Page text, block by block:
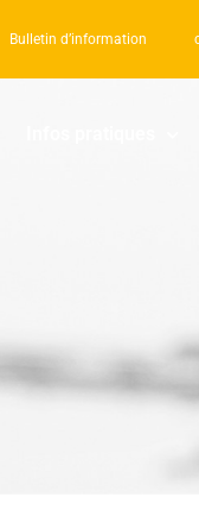
Bulletin d’information